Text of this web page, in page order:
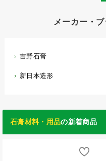
メーカー・
吉野石膏
新日本造形
石膏材料・用品の新着商品